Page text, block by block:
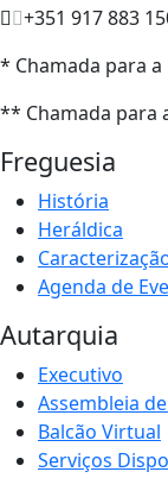
+351 917 883
* Chamada para a
** Chamada para
Freguesia
História
Heráldica
Agenda de
Autarquia
Executivo
Assembleia
Balcão Virtual
Serviços